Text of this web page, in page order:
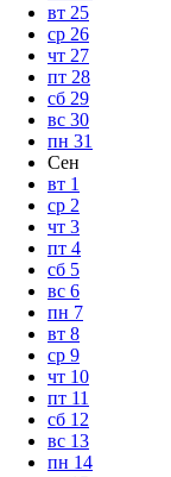
вт 25
ср 26
чт 27
пт 28
сб 29
вс 30
пн 31
Сен
вт 1
ср 2
чт 3
пт 4
сб 5
вс 6
пн 7
вт 8
ср 9
чт 10
пт 11
сб 12
вс 13
пн 14